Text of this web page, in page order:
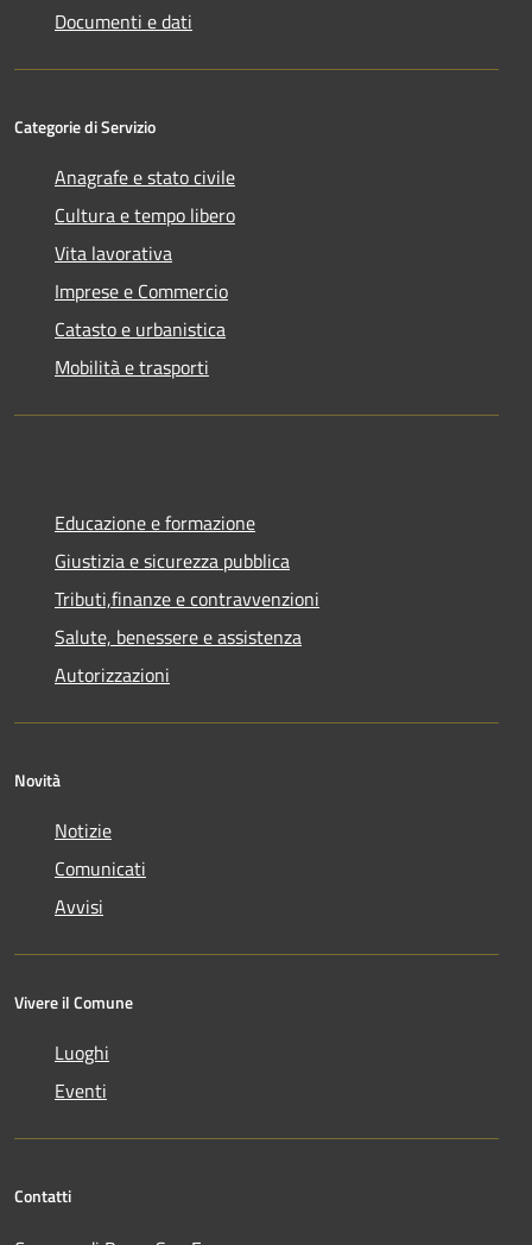
Documenti e dati
Categorie di Servizio
Anagrafe e stato civile
Cultura e tempo libero
Vita lavorativa
Imprese e Commercio
Catasto e urbanistica
Mobilità e trasporti
Educazione e formazione
Giustizia e sicurezza pubblica
Tributi,finanze e contravvenzioni
Salute, benessere e assistenza
Autorizzazioni
Novità
Notizie
Comunicati
Avvisi
Vivere il Comune
Luoghi
Eventi
Contatti